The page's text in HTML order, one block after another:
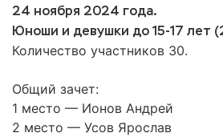
24 ноября 2024 года.
Юноши и девушки до 15-17 лет
Количество участников 30.
Общий зачет:
1 место — Ионов Андрей
2 место — Усов Ярослав